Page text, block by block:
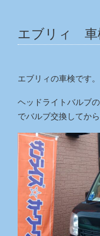
エブリィ 車
エブリィの車検です。
ヘッドライトバルブ
でバルブ交換してから